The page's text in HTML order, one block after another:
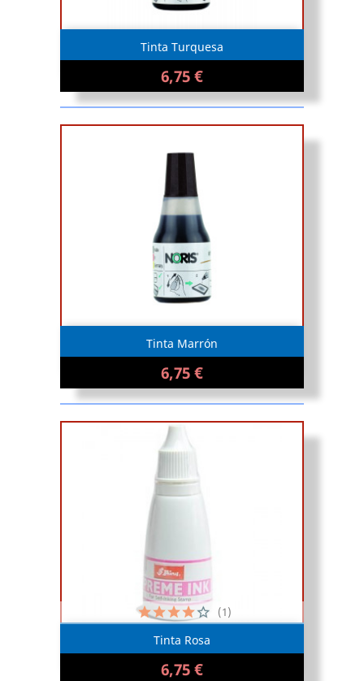
Tinta Turquesa
6,75 €
Tinta Marrón
6,75 €
Tinta Rosa
6,75 €
(1)